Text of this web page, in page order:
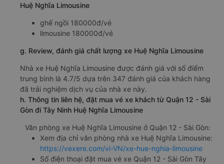
Huệ Nghĩa Limousine
ghế ngồi 180000đ/vé
limousine 180000đ/vé
g. Review, đánh giá chất lượng xe Huệ Nghĩa Limousine
Nhà xe Huệ Nghĩa Limousine được đánh giá với số điểm
trung bình là 4.7/5 dựa trên 347 đánh giá của khách hàng
đã trải nghiệm dịch vụ của nhà xe này.
h. Thông tin liên hệ, đặt mua vé xe khách từ Quận 12 - Sài
Gòn đi Tây Ninh Huệ Nghĩa Limousine
Văn phòng xe Huệ Nghĩa Limousine ở Quận 12 - Sài Gòn:
Xem địa chỉ văn phòng nhà xe Huệ Nghĩa Limousine:
https://vexere.com/vi-VN/xe-hue-nghia-limousine
Số điện thoại đặt mua vé xe Quận 12 - Sài Gòn Tây